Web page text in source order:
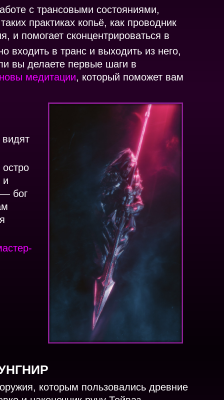
с трансовыми состояниями,
практиках копьё, как проводник
и помогает сконцентрироваться в
входить в транс и выходить из него,
вы делаете первые шаги в
медитации, который поможет вам
и
— бог
которым пользовались древние